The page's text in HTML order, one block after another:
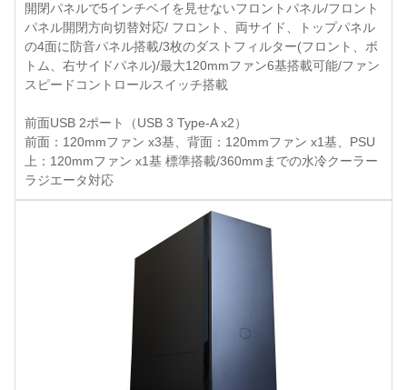
開閉パネルで5インチベイを見せないフロントパネル/フロント
パネル開閉方向切替対応/ フロント、両サイド、トップパネル
の4面に防音パネル搭載/3枚のダストフィルター(フロント、ボ
トム、右サイドパネル)/最大120mmファン6基搭載可能/ファン
スピードコントロールスイッチ搭載
前面USB 2ポート（USB 3 Type-A x2）
前面：120mmファン x3基、背面：120mmファン x1基、PSU
上：120mmファン x1基 標準搭載/360mmまでの水冷クーラー
ラジエータ対応